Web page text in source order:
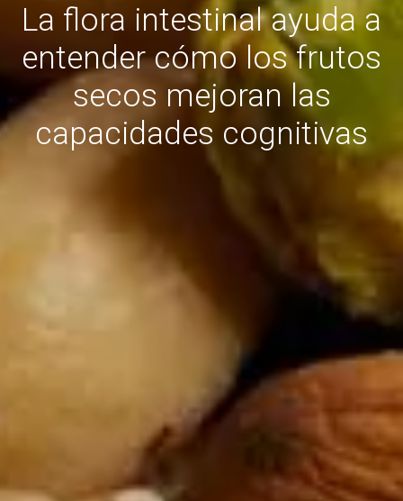
La flora intestinal ayuda a
entender cómo los frutos
secos mejoran las
capacidades cognitivas